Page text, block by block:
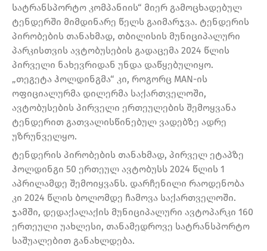
სატრანსპორტო კომპანიის“ მიერ გამოცხადებულ
ტენდერში მიმდინარე წელს გაიმარჯვა. ტენდერის
პირობების თანახმად, თბილისის მუნიციპალური
პარკისთვის ავტობუსების გადაცემა 2024 წლის
პირველი ნახევრიდან უნდა დაწყებულიყო.
„თეგეტა ჰოლდინგმა“ კი, როგორც MAN-ის
ოფიციალურმა დილერმა საქართველოში,
ავტობუსების პირველი ერთეულების შემოყვანა
ტენდერით გათვალისწინებულ ვადებზე ადრე
უზრუნველყო.
ტენდერის პირობების თანახმად, პირველ ეტაპზე
ჰოლდინგი 50 ერთეულ ავტობუსს 2024 წლის 1
აპრილამდე შემოიყვანს. დარჩენილი რაოდენობა
კი 2024 წლის ბოლომდე ჩამოვა საქართველოში.
ჯამში, დედაქალაქის მუნიციპალური ავტოპარკი 160
ერთეული უახლესი, თანამედროვე სატრანსპორტო
საშუალებით განახლდება.